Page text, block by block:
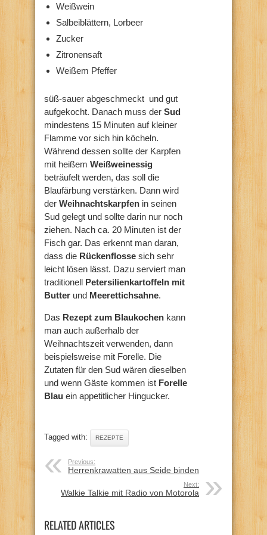
Weißwein
Salbeiblättern, Lorbeer
Zucker
Zitronensaft
Weißem Pfeffer
süß-sauer abgeschmeckt und gut
aufgekocht. Danach muss der Sud
mindestens 15 Minuten auf kleiner
Flamme vor sich hin köcheln.
Während dessen sollte der Karpfen
mit heißem Weißweinessig
beträufelt werden, das soll die
Blaufärbung verstärken. Dann wird
der Weihnachtskarpfen in seinen
Sud gelegt und sollte darin nur noch
ziehen. Nach ca. 20 Minuten ist der
Fisch gar. Das erkennt man daran,
dass die Rückenflosse sich sehr
leicht lösen lässt. Dazu serviert man
traditionell Petersilienkartoffeln mit
Butter und Meerettichsahne.
Das Rezept zum Blaukochen kann
man auch außerhalb der
Weihnachtszeit verwenden, dann
beispielsweise mit Forelle. Die
Zutaten für den Sud wären dieselben
und wenn Gäste kommen ist Forelle
Blau ein appetitlicher Hingucker.
Tagged with: REZEPTE
Previous:
Herrenkrawatten aus Seide binden
Next:
Walkie Talkie mit Radio von Motorola
RELATED ARTICLES